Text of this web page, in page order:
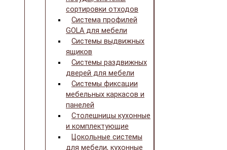
сортировки отходов
Система профилей
GOLA для мебели
Системы выдвижных
ящиков
Системы раздвижных
дверей для мебели
Системы фиксации
мебельных каркасов и
панелей
Столешницы кухонные
и комплектующие
Цокольные системы
для мебели, кухонные